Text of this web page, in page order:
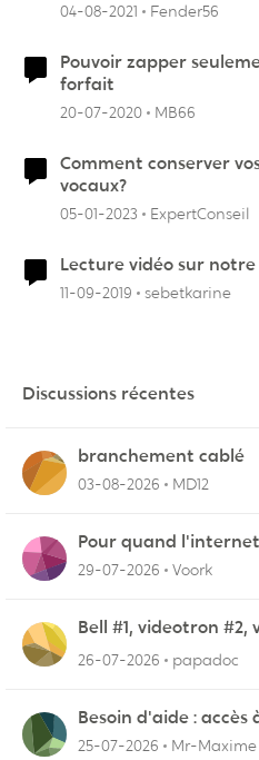
04-08-2021 Fender56
Pouvoir zapper
forfait
20-07-2020 MB66
Comment conserver
vocaux?
05-01-2023 ExpertConseil
Lecture vidéo sur
11-09-2019 sebetkarine
Discussions récentes
branchement cablé
03-08-2026 MD12
Pour quand
29-07-2026 Voork
Bell #1, videotron #2,
26-07-2026
papadoc
Besoin d'aide :
vérifier l'UPnP NAT
25-07-2026 Mr-Maxime